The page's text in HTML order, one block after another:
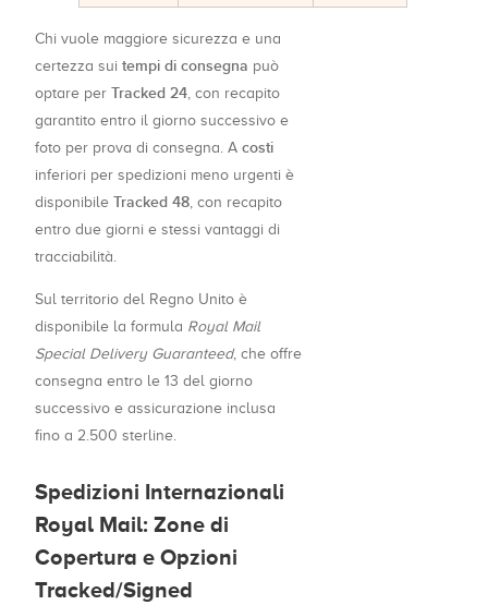
Chi vuole maggiore sicurezza e una
certezza sui tempi di consegna può
optare per Tracked 24, con recapito
garantito entro il giorno successivo e
foto per prova di consegna. A costi
inferiori per spedizioni meno urgenti è
disponibile Tracked 48, con recapito
entro due giorni e stessi vantaggi di
tracciabilità.
Sul territorio del Regno Unito è
disponibile la formula Royal Mail
Special Delivery Guaranteed, che offre
consegna entro le 13 del giorno
successivo e assicurazione inclusa
fino a 2.500 sterline.
Spedizioni Internazionali
Royal Mail: Zone di
Copertura e Opzioni
Tracked/Signed